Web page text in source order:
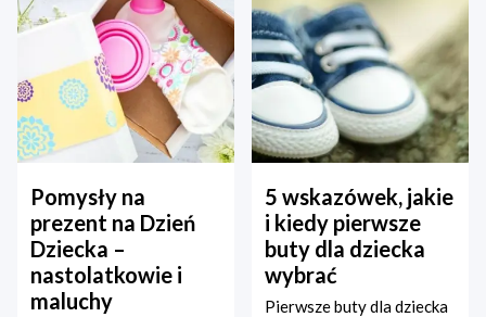
Pomysły na
prezent na Dzień
Dziecka –
nastolatkowie i
maluchy
5 wskazówek, jakie
i kiedy pierwsze
buty dla dziecka
wybrać
Pierwsze buty dla dziecka